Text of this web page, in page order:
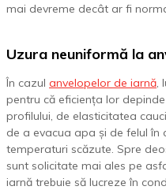
mai devreme decât ar fi
Uzura neuniformă la
În cazul anvelopelor de iarnă
pentru că eficiența lor
profilului, de elasticitatea
de a evacua apa și de felul
temperaturi scăzute. Spre
sunt solicitate mai ales pe
iarnă trebuie să lucreze în